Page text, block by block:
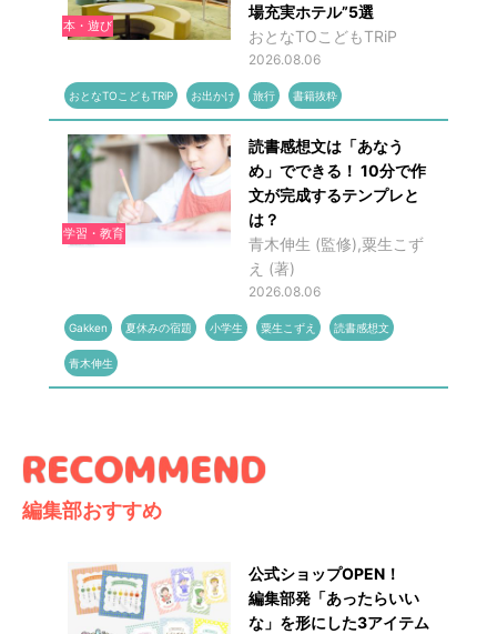
本・遊び
場充実ホテル”5選
おとなTOこどもTRiP
2026.08.06
おとなTOこどもTRiP お出かけ 旅行 書籍抜粋
学習・教育
読書感想文は「あなう
め」でできる！ 10分で作
文が完成するテンプレと
は？
青木伸生 (監修),粟生こず
え (著)
2026.08.06
Gakken 夏休みの宿題 小学生 粟生こずえ 読書感想文
青木伸生
編集部おすすめ
公式ショップOPEN！
編集部発「あったらいい
な」を形にした3アイテム